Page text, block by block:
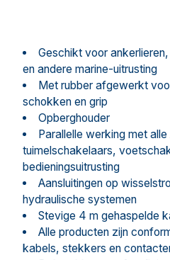
Geschikt voor
en andere marine-uitrusting
Met rubber afgewerkt
schokken en grip
Opberghouder
Parallelle werking met
tuimelschakelaars,
bedieningsuitrusting
Aansluitingen op
hydraulische systemen
Stevige 4 m gehaspelde
Alle producten zijn
kabels, stekkers en